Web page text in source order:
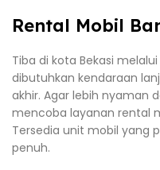
Rental Mobil
Tiba di kota Bekasi
dibutuhkan kendaraan
akhir. Agar lebih nyaman
mencoba layanan rental
Tersedia unit mobil yang
penuh.